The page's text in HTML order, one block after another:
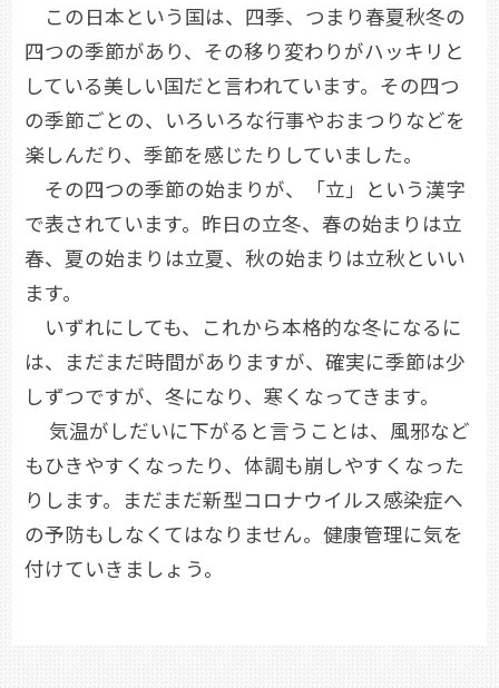
この日本という国は、四季、つまり春夏秋冬の
四つの季節があり、その移り変わりがハッキリと
している美しい国だと言われています。その四つ
の季節ごとの、いろいろな行事やおまつりなどを
楽しんだり、季節を感じたりしていました。
その四つの季節の始まりが、「立」という漢字
で表されています。昨日の立冬、春の始まりは立
春、夏の始まりは立夏、秋の始まりは立秋といい
ます。
いずれにしても、これから本格的な冬になるに
は、まだまだ時間がありますが、確実に季節は少
しずつですが、冬になり、寒くなってきます。
気温がしだいに下がると言うことは、風邪など
もひきやすくなったり、体調も崩しやすくなった
りします。まだまだ新型コロナウイルス感染症へ
の予防もしなくてはなりません。健康管理に気を
付けていきましょう。